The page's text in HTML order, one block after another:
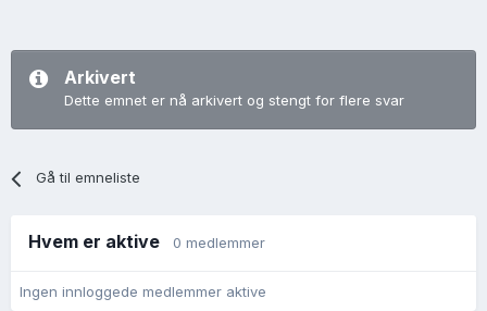
Arkivert
Dette emnet er nå arkivert og stengt for flere svar
Gå til emneliste
Hvem er aktive 0 medlemmer
Ingen innloggede medlemmer aktive